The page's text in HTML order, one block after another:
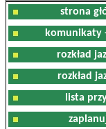
strona
komunikaty
rozkład
rozkład
lista